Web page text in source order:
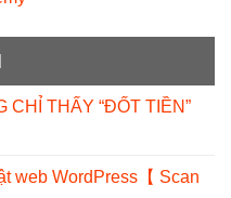
THẤY “ĐỐT TIỀN”
web WordPress【 Scan